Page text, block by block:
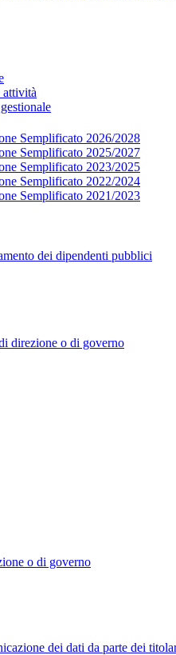
attività
Semplificato 2026/2028
Semplificato 2025/2027
Semplificato 2023/2025
Semplificato 2022/2024
Semplificato 2021/2023
dei dipendenti pubblici
direzione o di governo
o di governo
dei dati da parte dei